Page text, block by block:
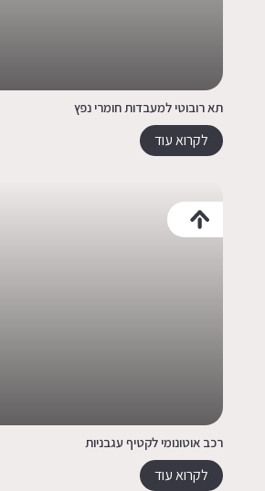
תא רובוטי למעבדות חומרי נפץ
לקרוא עוד
רכב אוטונומי לקטיף עגבניות
לקרוא עוד